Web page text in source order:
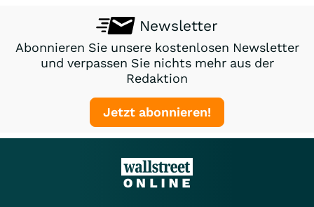
Newsletter
Abonnieren Sie unsere kostenlosen Newsletter
und verpassen Sie nichts mehr aus der
Redaktion
Jetzt abonnieren!